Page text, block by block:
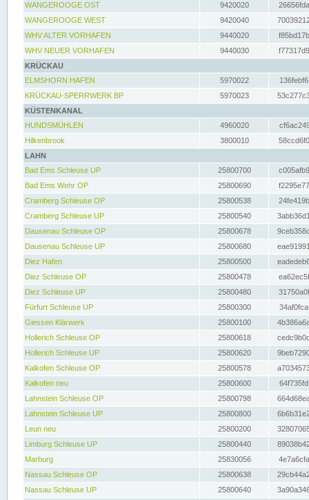
WANGEROOGE OST
9420020
WANGEROOGE WEST
9420040
WHV ALTER VORHAFEN
9440020
WHV NEUER VORHAFEN
9440030
KRÜCKAU
ELMSHORN HAFEN
5970022
KRÜCKAU-SPERRWERK BP
5970023
KÜSTENKANAL
HUNDSMÜHLEN
4960020
Hilkenbrook
3800010
LAHN
Bad Ems Schleuse UP
25800700
Bad Ems Wehr OP
25800690
Cramberg Schleuse OP
25800538
Cramberg Schleuse UP
25800540
Dausenau Schleuse OP
25800678
Dausenau Schleuse UP
25800680
Diez Hafen
25800500
Diez Schleuse OP
25800478
Diez Schleuse UP
25800480
Fürfurt Schleuse UP
25800300
Giessen Klärwerk
25800100
Hollerich Schleuse OP
25800618
Hollerich Schleuse UP
25800620
Kalkofen Schleuse OP
25800578
Kalkofen neu
25800600
Lahnstein Schleuse OP
25800798
Lahnstein Schleuse UP
25800800
Leun neu
25800200
Limburg Schleuse UP
25800440
Marburg
25830056
Nassau Schleuse OP
25800638
Nassau Schleuse UP
25800640